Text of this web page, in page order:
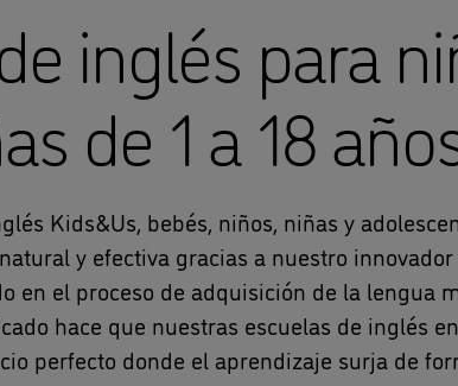
inglés para
de 1 a 18
Kids&Us, bebés, niños, niñas y
y efectiva gracias a nuestro
en el proceso de adquisición de la lengua
hace que nuestras escuelas de inglés
perfecto donde el aprendizaje surja de